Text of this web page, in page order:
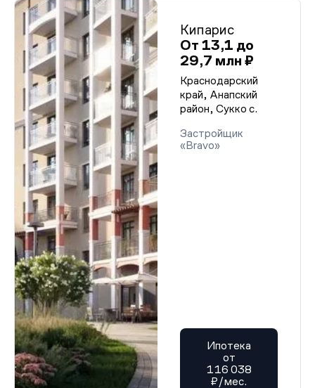
Кипарис
От 13,1 до
29,7 млн ₽
Краснодарский
край, Анапский
район, Сукко с.
Застройщик
«Bravo»
Ипотека
от
116 038
₽/мес.